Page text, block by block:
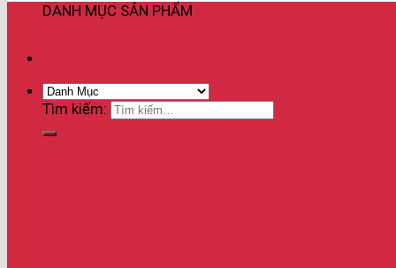
Tìm kiếm:
DANH MỤC SẢN PHẨM